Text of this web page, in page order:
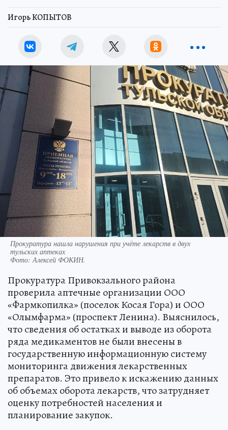
Игорь КОПЫТОВ
Прокуратура нашла нарушения при учёте лекарств в двух
тульских аптеках
Фото:Алексей ФОКИН.
Прокуратура Привокзального района
проверила аптечные организации ООО
«Фармкопилка» (поселок Косая Гора) и ООО
«Олымфарма» (проспект Ленина). Выяснилось,
что сведения об остатках и выводе из оборота
ряда медикаментов не были внесены в
государственную информационную систему
мониторинга движения лекарственных
препаратов. Это привело к искажению данных
об объемах оборота лекарств, что затрудняет
оценку потребностей населения и
планирование закупок.